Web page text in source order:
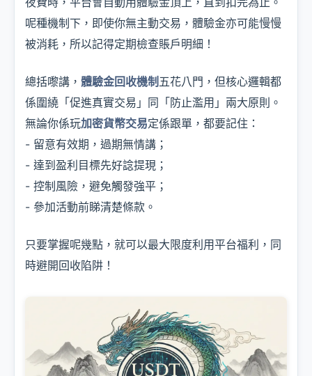
呢種機制下，即使你無主動交易，體驗金亦可能慢慢
被消耗，所以記得定期檢查賬戶明細！
總括嚟講， 體驗金回收機制 五花八門，但核心邏輯都
係圍繞「促進真實交易」同「防止濫用」兩大原則。
無論你係玩加密貨幣交易定係跟單，都要記住：
- 留意有效期，過期無情講；
- 達到盈利目標先好諗提現；
- 控制風險，避免觸發強平；
- 參加活動前睇清楚條款。
只要掌握呢幾點，就可以最大限度利用平台福利，同
時避開回收陷阱！